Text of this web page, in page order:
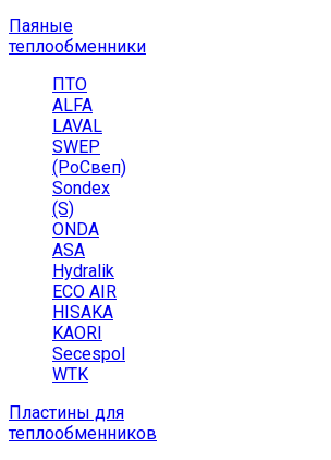
Паяные
теплообменники
ПТО
ALFA
LAVAL
SWEP
(РоСвеп)
Sondex
(S)
ONDA
ASA
Hydralik
ECO AIR
HISAKA
KAORI
Secespol
WTK
Пластины для
теплообменников